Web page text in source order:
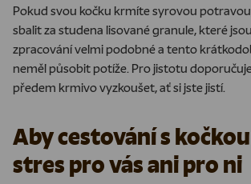
Pokud svou kočku krmíte syrovou
sbalit za studena lisované granule, které
zpracování velmi podobné a tento
neměl působit potíže. Pro jistotu
předem krmivo vyzkoušet, ať si jste jistí.
Aby cestování s
stres pro vás ani pro ni